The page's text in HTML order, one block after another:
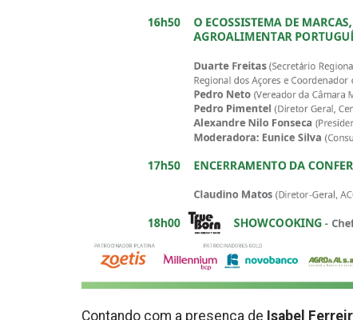
Contando com a presença de Isabel